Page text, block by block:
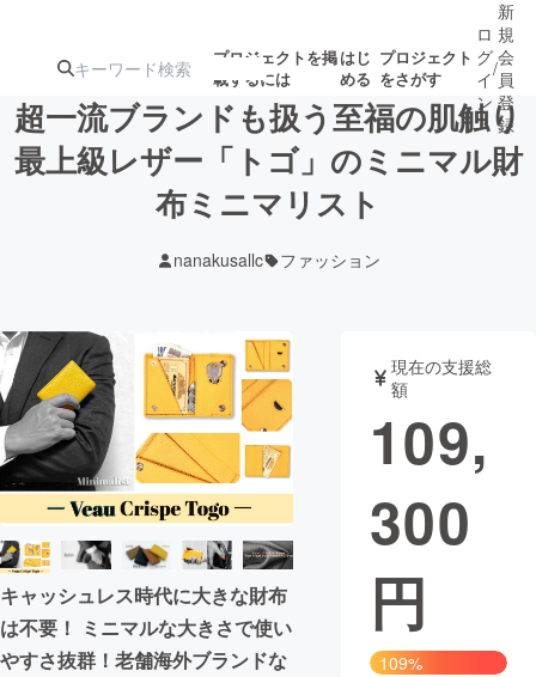
プロジェクトを掲
載するには
はじ
める
プロジェクト
をさがす
注目のリ 注目の新着プロ 募集終了が近いプ
テクノロジー・ガジェット
映像・映画 書籍・雑誌
ビジネス・起業 チャレンジ
まちづくり・地域活性化
CAMPFIRE for Social Good
CAMPFIRE Creation
ロ
グ
イ
ン
/
新
規
会
員
登
録
超一流ブランドも扱う至福の肌触り
最上級レザー「トゴ」のミニマル財
布ミニマリスト
nanakusallc ファッション
キャッシュレス時代に大きな財布
は不要！ ミニマルな大きさで使い
やすさ抜群！老舗海外ブランドな
現在の支援総
額
109,
300
円
109%